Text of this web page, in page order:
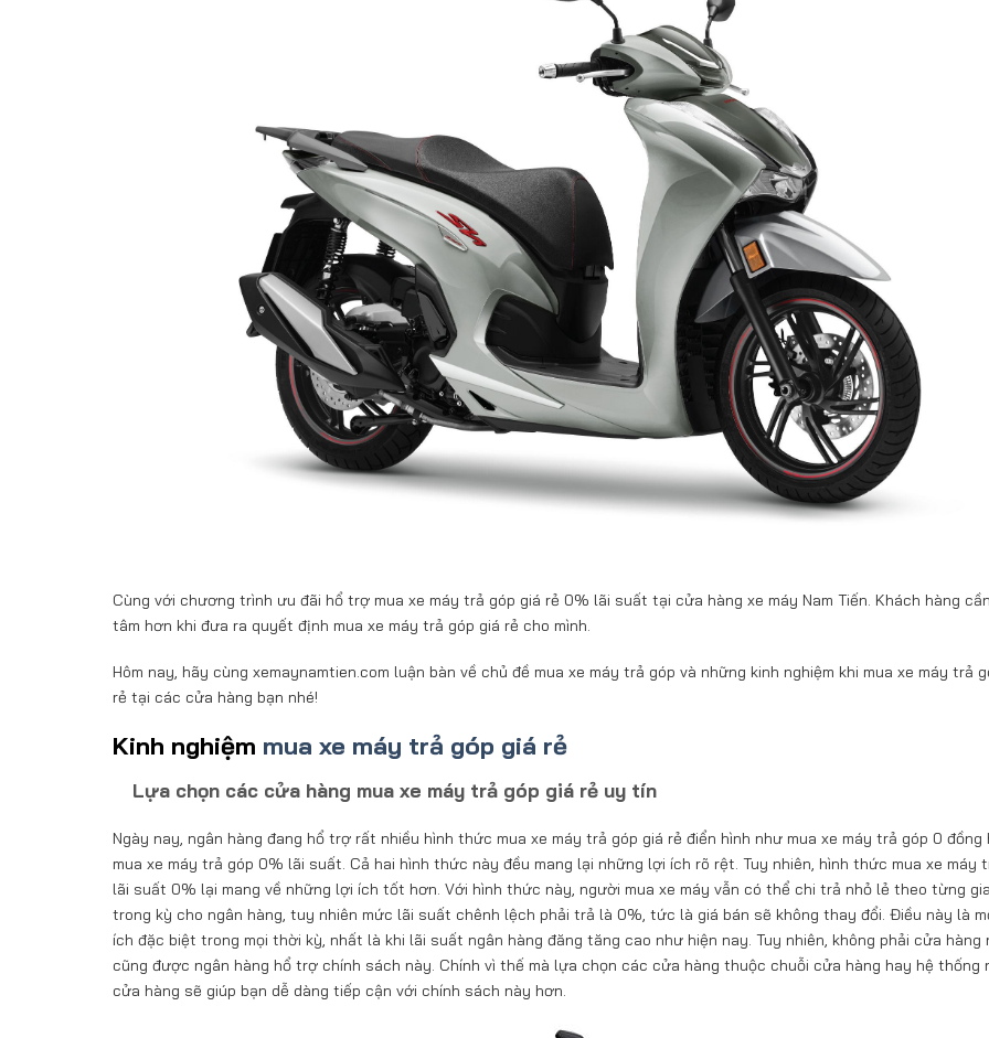
Cùng với chương trình ưu đãi hổ trợ mua xe máy trả góp giá rẻ 0% lãi suất tại cửa hàng xe máy Nam Tiến. Khách hàng
tâm hơn khi đưa ra quyết định mua xe máy trả góp giá rẻ cho mình.
Hôm nay, hãy cùng xemaynamtien.com luận bàn về chủ đề mua xe máy trả góp và những kinh nghiệm khi mua xe máy trả
rẻ tại các cửa hàng bạn nhé!
Kinh nghiệm mua xe máy trả góp giá rẻ
Lựa chọn các cửa hàng mua xe máy trả góp giá rẻ uy tín
Ngày nay, ngân hàng đang hổ trợ rất nhiều hình thức mua xe máy trả góp giá rẻ điển hình như mua xe máy trả góp 0 đồng
mua xe máy trả góp 0% lãi suất. Cả hai hình thức này đều mang lại những lợi ích rõ rệt. Tuy nhiên, hình thức mua xe máy
lãi suất 0% lại mang về những lợi ích tốt hơn. Với hình thức này, người mua xe máy vẫn có thể chi trả nhỏ lẻ theo từng
trong kỳ cho ngân hàng, tuy nhiên mức lãi suất chênh lệch phải trả là 0%, tức là giá bán sẽ không thay đổi. Điều này là
ích đặc biệt trong mọi thời kỳ, nhất là khi lãi suất ngân hàng đăng tăng cao như hiện nay. Tuy nhiên, không phải cửa hàng
cũng được ngân hàng hổ trợ chính sách này. Chính vì thế mà lựa chọn các cửa hàng thuộc chuỗi cửa hàng hay hệ thống
cửa hàng sẽ giúp bạn dễ dàng tiếp cận với chính sách này hơn.